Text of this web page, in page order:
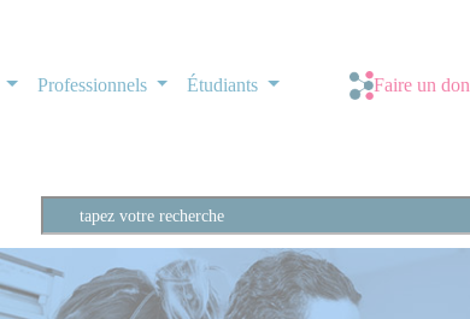
Professionnels Étudiants Faire un don